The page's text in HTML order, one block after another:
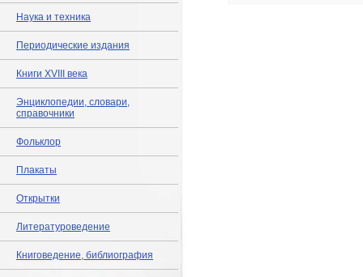
Наука и техника
Периодические издания
Книги XVIII века
Энциклопедии, словари,
справочники
Фольклор
Плакаты
Открытки
Литературоведение
Книговедение, библиография